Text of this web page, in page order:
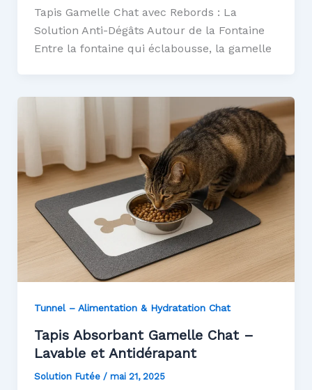
Tapis Gamelle Chat avec Rebords : La
Solution Anti-Dégâts Autour de la Fontaine
Entre la fontaine qui éclabousse, la gamelle
Tunnel – Alimentation & Hydratation Chat
Tapis Absorbant Gamelle Chat –
Lavable et Antidérapant
Solution Futée / mai 21, 2025